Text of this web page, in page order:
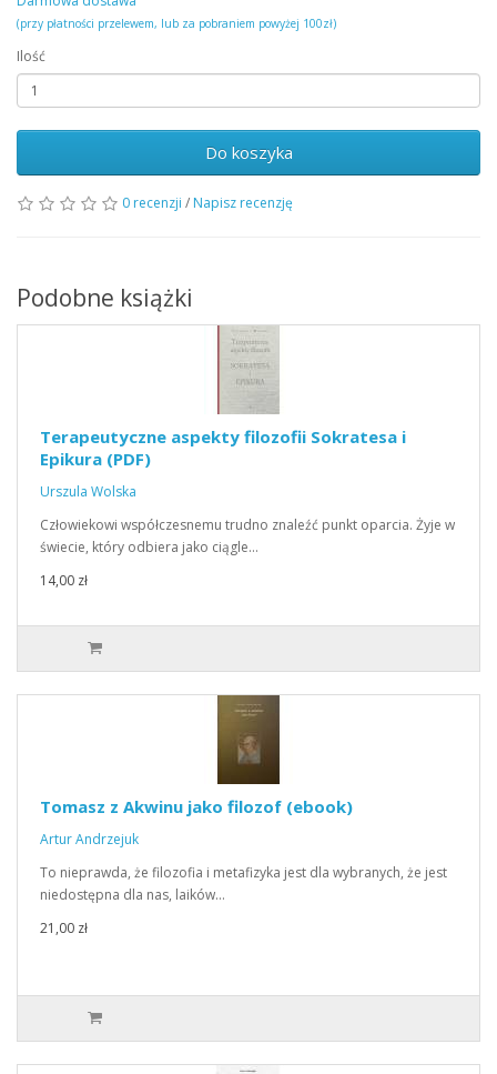
(przy płatności przelewem, lub za pobraniem powyżej 100zł)
Ilość
Do koszyka
0 recenzji / Napisz recenzję
Podobne książki
Terapeutyczne aspekty filozofii Sokratesa i
Epikura (PDF)
Urszula Wolska
Człowiekowi współczesnemu trudno znaleźć punkt oparcia. Żyje w
świecie, który odbiera jako ciągle…
14,00 zł
Tomasz z Akwinu jako filozof (ebook)
Artur Andrzejuk
To nieprawda, że filozofia i metafizyka jest dla wybranych, że jest
niedostępna dla nas, laików…
21,00 zł